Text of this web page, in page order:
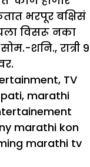
भरपूर बक्षिसं
विसरू नका
शनि., रात्री 9
, TV
, marathi
marathi kon
marathi tv